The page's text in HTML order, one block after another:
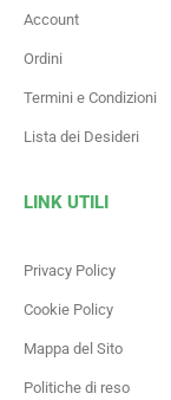
Account
Ordini
Termini e Condizioni
Lista dei Desideri
LINK UTILI
Privacy Policy
Cookie Policy
Mappa del Sito
Politiche di reso